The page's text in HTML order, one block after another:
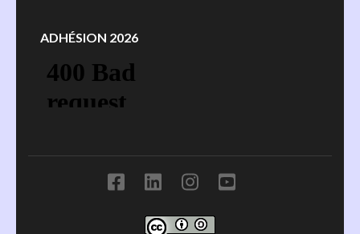
ADHÉSION 2026